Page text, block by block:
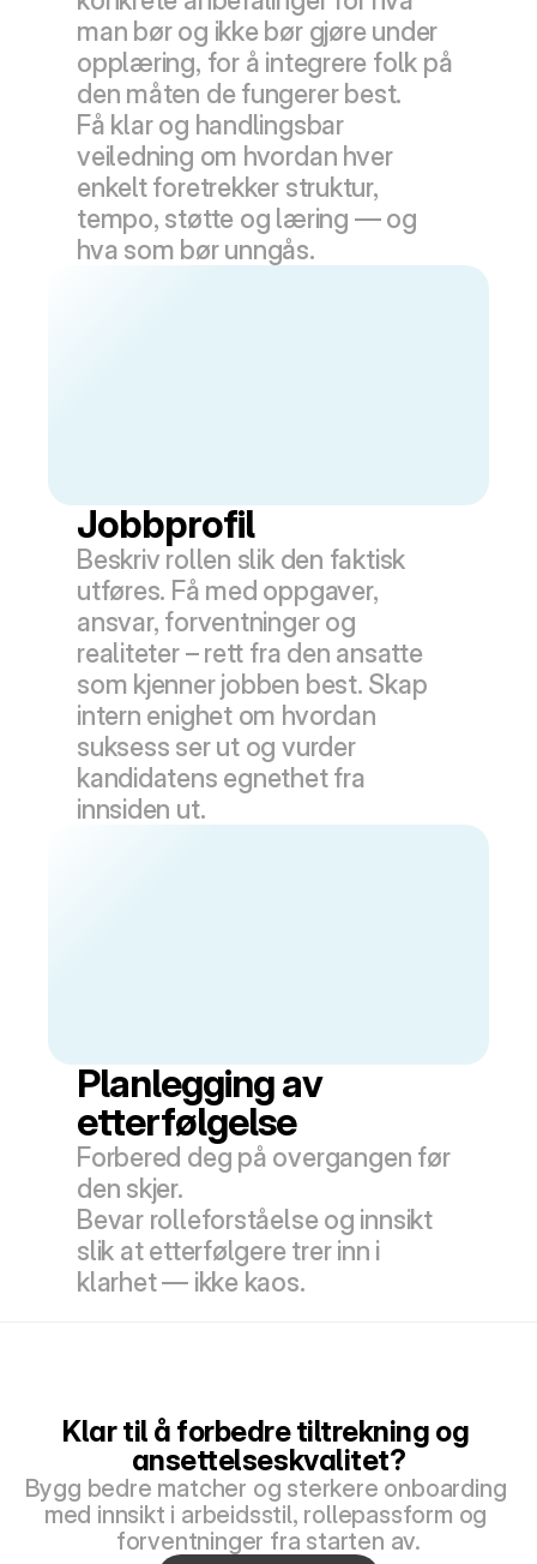
man bør og ikke bør gjøre under
opplæring, for å integrere folk på
den måten de fungerer best.
Få klar og handlingsbar
veiledning om hvordan hver
enkelt foretrekker struktur,
tempo, støtte og læring — og
hva som bør unngås.
Jobbprofil
Beskriv rollen slik den faktisk
utføres. Få med oppgaver,
ansvar, forventninger og
realiteter – rett fra den ansatte
som kjenner jobben best. Skap
intern enighet om hvordan
suksess ser ut og vurder
kandidatens egnethet fra
innsiden ut.
Planlegging av
etterfølgelse
Forbered deg på overgangen før
den skjer.
Bevar rolleforståelse og innsikt
slik at etterfølgere trer inn i
klarhet — ikke kaos.
Klar til å forbedre tiltrekning og
ansettelseskvalitet?
Bygg bedre matcher og sterkere onboarding
med innsikt i arbeidsstil, rollepassform og
forventninger fra starten av.